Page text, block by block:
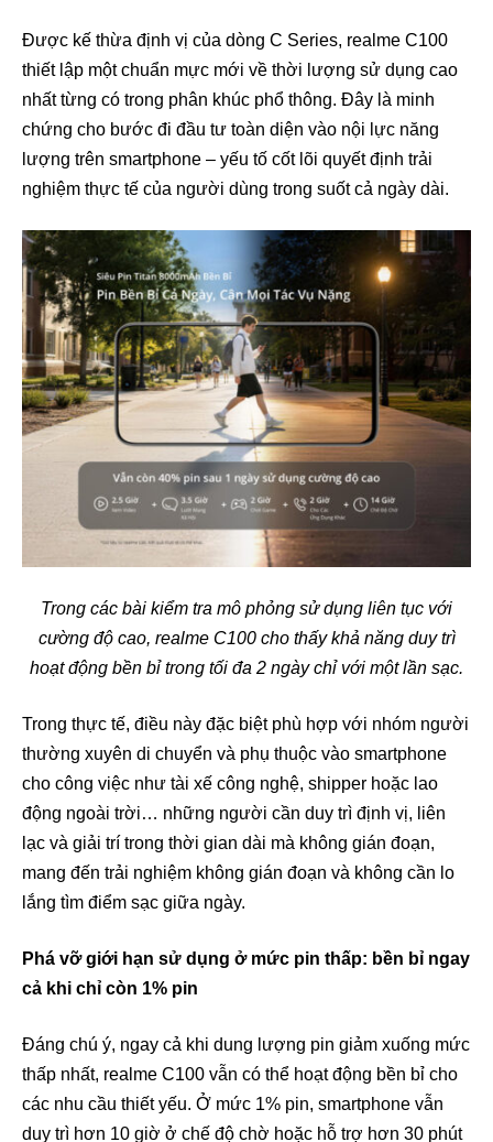
Được kế thừa định vị của dòng C Series, realme C100
thiết lập một chuẩn mực mới về thời lượng sử dụng cao
nhất từng có trong phân khúc phổ thông. Đây là minh
chứng cho bước đi đầu tư toàn diện vào nội lực năng
lượng trên smartphone – yếu tố cốt lõi quyết định trải
nghiệm thực tế của người dùng trong suốt cả ngày dài.
Trong các bài kiểm tra mô phỏng sử dụng liên tục với
cường độ cao, realme C100 cho thấy khả năng duy trì
hoạt động bền bỉ trong tối đa 2 ngày chỉ với một lần sạc.
Trong thực tế, điều này đặc biệt phù hợp với nhóm người
thường xuyên di chuyển và phụ thuộc vào smartphone
cho công việc như tài xế công nghệ, shipper hoặc lao
động ngoài trời… những người cần duy trì định vị, liên
lạc và giải trí trong thời gian dài mà không gián đoạn,
mang đến trải nghiệm không gián đoạn và không cần lo
lắng tìm điểm sạc giữa ngày.
Phá vỡ giới hạn sử dụng ở mức pin thấp: bền bỉ ngay
cả khi chỉ còn 1% pin
Đáng chú ý, ngay cả khi dung lượng pin giảm xuống mức
thấp nhất, realme C100 vẫn có thể hoạt động bền bỉ cho
các nhu cầu thiết yếu. Ở mức 1% pin, smartphone vẫn
duy trì hơn 10 giờ ở chế độ chờ hoặc hỗ trợ hơn 30 phút